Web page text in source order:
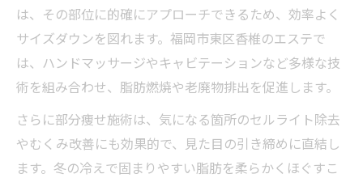
は、その部位に的確にアプローチできるため、効率よく
サイズダウンを図れます。福岡市東区香椎のエステで
は、ハンドマッサージやキャビテーションなど多様な技
術を組み合わせ、脂肪燃焼や老廃物排出を促進します。
さらに部分痩せ施術は、気になる箇所のセルライト除去
やむくみ改善にも効果的で、見た目の引き締めに直結し
ます。冬の冷えで固まりやすい脂肪を柔らかくほぐすこ